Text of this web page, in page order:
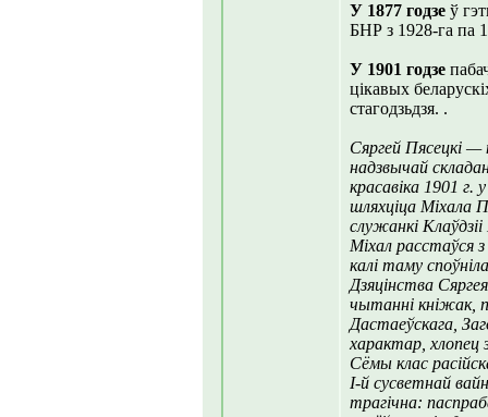
У 1877 годзе ў
БНР з 1928-га па
У 1901 годзе
цікавых
стагодзьдзя. .
Сяргей Пясецкі
надзвычай
красавіка 1901 г.
шляхціца Міхала
служанкі
Міхал расстаўся
калі таму
Дзяцінства
чытанні кніжак,
Дастаеўскага,
характар, хлопец
Сёмы клас
І-й сусветнай
трагічна: